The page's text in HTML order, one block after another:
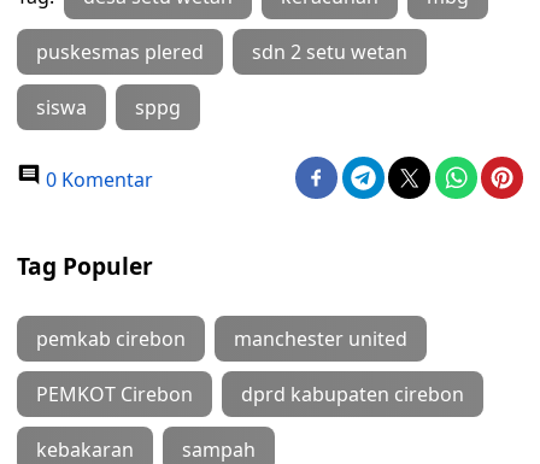
puskesmas plered sdn 2 setu wetan
siswa sppg
0 Komentar
Tag Populer
pemkab cirebon manchester united
PEMKOT Cirebon dprd kabupaten cirebon
kebakaran sampah